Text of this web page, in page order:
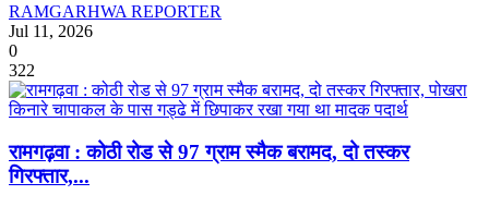
RAMGARHWA REPORTER
Jul 11, 2026
0
322
रामगढ़वा : कोठी रोड से 97 ग्राम स्मैक बरामद, दो तस्कर
गिरफ्तार,...